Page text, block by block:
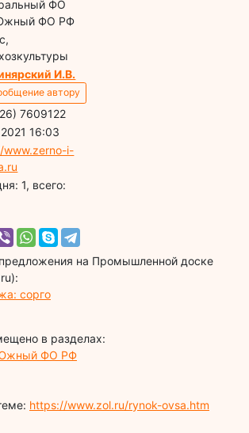
ФО
ФО РФ
И.В.
автору
7609122
16:03
www.zerno-i-
1, всего:
на Промышленной доске
сорго
в разделах:
Южный ФО РФ
https://www.zol.ru/rynok-ovsa.htm